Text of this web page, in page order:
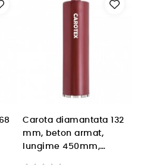
Carota diamantata 132
mm, beton armat,
lungime 450mm,